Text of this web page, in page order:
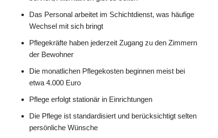
Das Personal arbeitet im Schichtdienst, was häufige
Wechsel mit sich bringt
Pflegekräfte haben jederzeit Zugang zu den Zimmern
der Bewohner
Die monatlichen Pflegekosten beginnen meist bei
etwa 4.000 Euro
Pflege erfolgt stationär in Einrichtungen
Die Pflege ist standardisiert und berücksichtigt selten
persönliche Wünsche